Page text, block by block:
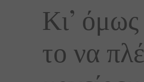
Κι’
το να